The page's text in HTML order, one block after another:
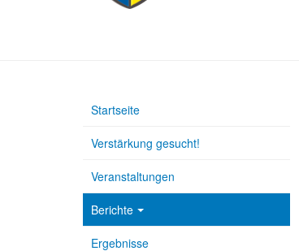
Startseite
Verstärkung gesucht!
Veranstaltungen
Berichte
Ergebnisse